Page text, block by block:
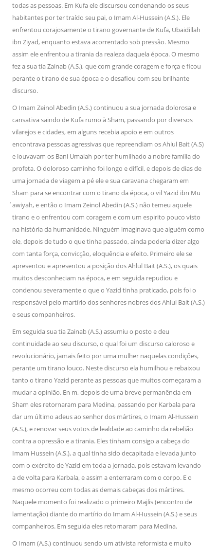
todas as pessoas. Em Kufa ele discursou condenando os seus
habitantes por ter traído seu pai, o Imam Al-Hussein (A.S.). Ele
enfrentou corajosamente o tirano governante de Kufa, Ubaidillah
ibn Ziyad, enquanto estava acorrentado sob pressão. Mesmo
assim ele enfrentou a tirania da realeza daquela época. O mesmo
fez a sua tia Zainab (A.S.), que com grande coragem e força e ficou
perante o tirano de sua época e o desafiou com seu brilhante
discurso.
O Imam Zeinol Abedin (A.S.) continuou a sua jornada dolorosa e
cansativa saindo de Kufa rumo à Sham, passando por diversos
vilarejos e cidades, em alguns recebia apoio e em outros
encontrava pessoas agressivas que repreendiam os Ahlul Bait (A.S)
e louvavam os Bani Umaiah por ter humilhado a nobre família do
profeta. O doloroso caminho foi longo e difícil, e depois de dias de
uma jornada de viagem a pé ele e sua caravana chegaram em
Sham para se encontrar com o tirano da época, o vil Yazid ibn Mu
́awiyah, e então o Imam Zeinol Abedin (A.S.) não temeu aquele
tirano e o enfrentou com coragem e com um espirito pouco visto
na história da humanidade. Ninguém imaginava que alguém como
ele, depois de tudo o que tinha passado, ainda poderia dizer algo
com tanta força, convicção, eloquência e efeito. Primeiro ele se
apresentou e apresentou a posição dos Ahlul Bait (A.S.), os quais
muitos desconheciam na época, e em seguida repudiou e
condenou severamente o que o Yazid tinha praticado, pois foi o
responsável pelo martírio dos senhores nobres dos Ahlul Bait (A.S.)
e seus companheiros.
Em seguida sua tia Zainab (A.S.) assumiu o posto e deu
continuidade ao seu discurso, o qual foi um discurso caloroso e
revolucionário, jamais feito por uma mulher naquelas condições,
perante um tirano louco. Neste discurso ela humilhou e rebaixou
tanto o tirano Yazid perante as pessoas que muitos começaram a
mudar a opinião. En m, depois de uma breve permanência em
Sham eles retornaram para Medina, passando por Karbala para
dar um último adeus ao senhor dos mártires, o Imam Al-Hussein
(A.S.), e renovar seus votos de lealdade ao caminho da rebelião
contra a opressão e a tirania. Eles tinham consigo a cabeça do
Imam Hussein (A.S.), a qual tinha sido decapitada e levada junto
com o exército de Yazid em toda a jornada, pois estavam levando-
a de volta para Karbala, e assim a enterraram com o corpo. E o
mesmo ocorreu com todas as demais cabeças dos mártires.
Naquele momento foi realizado o primeiro Majlis (encontro de
lamentação) diante do martírio do Imam Al-Hussein (A.S.) e seus
companheiros. Em seguida eles retornaram para Medina.
O Imam (A.S.) continuou sendo um ativista reformista e muito